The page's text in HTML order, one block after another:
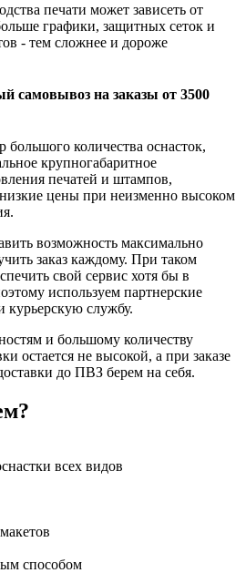
печати может зависеть от
графики, защитных сеток и
- тем сложнее и дороже
самовывоз на заказы от 3500
количества оснасток,
крупногабаритное
печатей и штампов,
цены при неизменно высоком
возможность максимально
заказ каждому. При таком
свой сервис хотя бы в
используем партнерские
курьерскую службу.
и большому количеству
остается не высокой, а при заказе
до ПВЗ берем на себя.
всех видов
способом